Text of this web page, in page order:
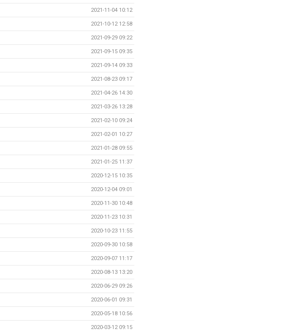
2021-11-04 10:12
2021-10-12 12:58
2021-09-29 09:22
2021-09-15 09:35
2021-09-14 09:33
2021-08-23 09:17
2021-04-26 14:30
2021-03-26 13:28
2021-02-10 09:24
2021-02-01 10:27
2021-01-28 09:55
2021-01-25 11:37
2020-12-15 10:35
2020-12-04 09:01
2020-11-30 10:48
2020-11-23 10:31
2020-10-23 11:55
2020-09-30 10:58
2020-09-07 11:17
2020-08-13 13:20
2020-06-29 09:26
2020-06-01 09:31
2020-05-18 10:56
2020-03-12 09:15